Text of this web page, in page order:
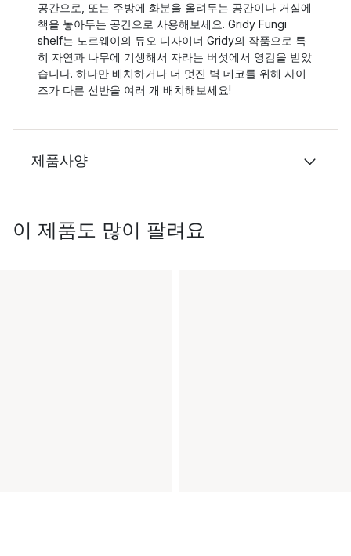
공간으로, 또는 주방에 화분을 올려두는 공간이나 거실에
책을 놓아두는 공간으로 사용해보세요. Gridy Fungi
shelf는 노르웨이의 듀오 디자이너 Gridy의 작품으로 특
히 자연과 나무에 기생해서 자라는 버섯에서 영감을 받았
습니다. 하나만 배치하거나 더 멋진 벽 데코를 위해 사이
즈가 다른 선반을 여러 개 배치해보세요!
제품사양
이 제품도 많이 팔려요